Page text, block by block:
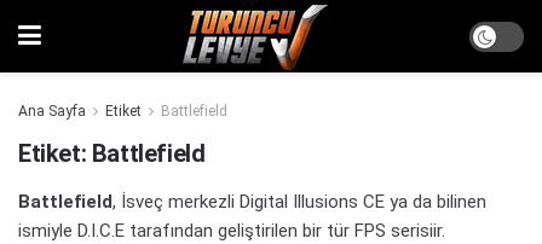
Ana Sayfa Etiket Battlefield
Etiket: Battlefield
Battlefield, İsveç merkezli Digital Illusions CE ya da bilinen
ismiyle D.I.C.E tarafından geliştirilen bir tür FPS serisiir.